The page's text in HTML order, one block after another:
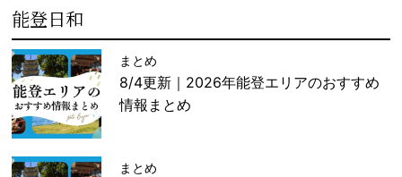
能登日和
まとめ
8/4更新｜2026年能登エリアのおすすめ
情報まとめ
まとめ